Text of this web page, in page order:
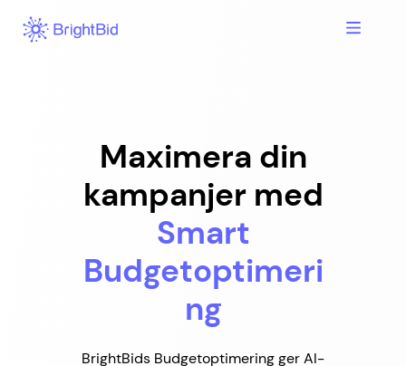
Hoppa
Maximera din
kampanjer med
Smart
Budgetoptimeri
ng
BrightBids Budgetoptimering ger AI-